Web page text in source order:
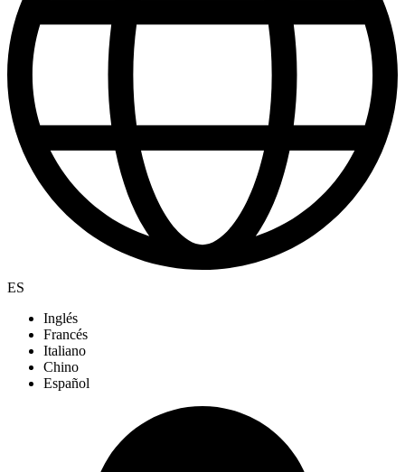
ES
Inglés
Francés
Italiano
Chino
Español